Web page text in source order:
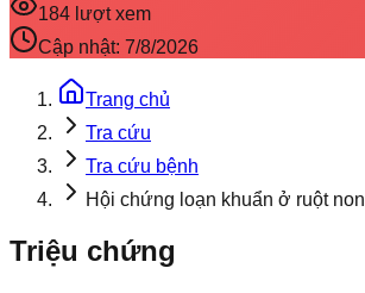
184 lượt xem
Cập nhật: 7/8/2026
Trang chủ
Tra cứu
Tra cứu bệnh
Hội chứng loạn khuẩn ở ruột non
Triệu chứng